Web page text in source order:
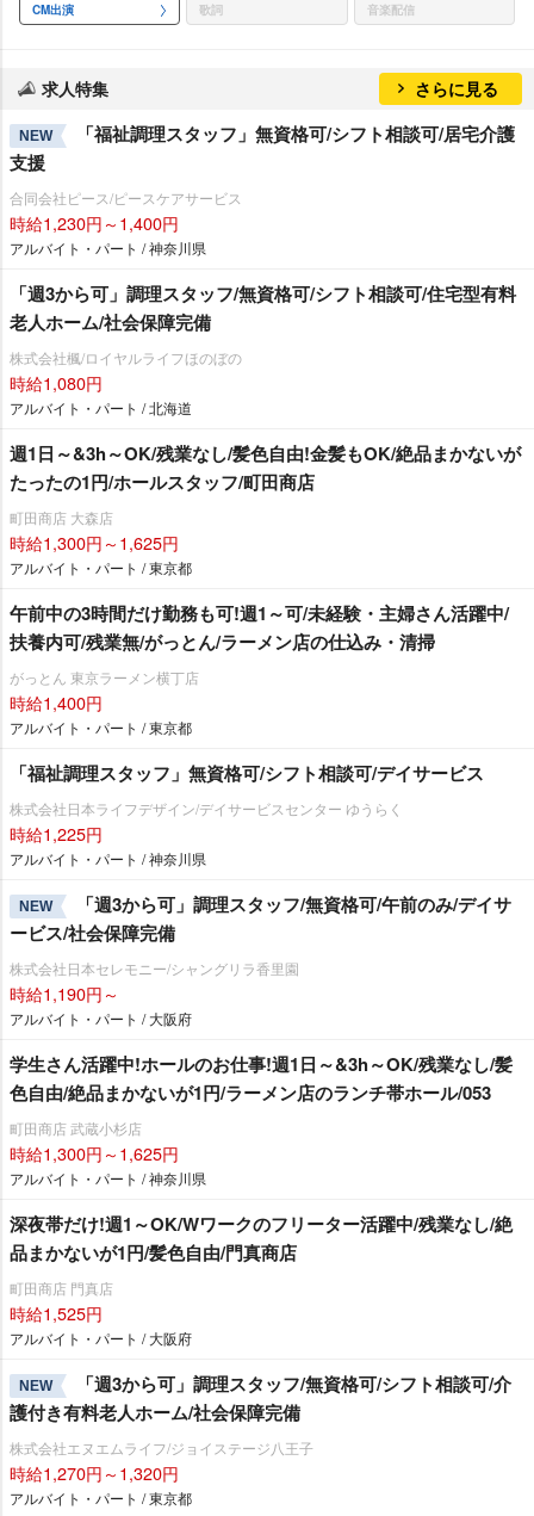
CM出演 歌詞 音楽配信
求人特集 さらに見る
NEW
「福祉調理スタッフ」無資格可/シフト相談可/居宅介護
支援
合同会社ピース/ピースケアサービス
時給1,230円～1,400円
アルバイト・パート / 神奈川県
「週3から可」調理スタッフ/無資格可/シフト相談可/住宅型有料
老人ホーム/社会保障完備
株式会社楓/ロイヤルライフほのぼの
時給1,080円
アルバイト・パート / 北海道
週1日～&3h～OK/残業なし/髪色自由!金髪もOK/絶品まかないが
たったの1円/ホールスタッフ/町田商店
町田商店 大森店
時給1,300円～1,625円
アルバイト・パート / 東京都
午前中の3時間だけ勤務も可!週1～可/未経験・主婦さん活躍中/
扶養内可/残業無/がっとん/ラーメン店の仕込み・清掃
がっとん 東京ラーメン横丁店
時給1,400円
アルバイト・パート / 東京都
「福祉調理スタッフ」無資格可/シフト相談可/デイサービス
株式会社日本ライフデザイン/デイサービスセンター ゆうらく
時給1,225円
アルバイト・パート / 神奈川県
NEW
「週3から可」調理スタッフ/無資格可/午前のみ/デイサ
ービス/社会保障完備
株式会社日本セレモニー/シャングリラ香里園
時給1,190円～
アルバイト・パート / 大阪府
学生さん活躍中!ホールのお仕事!週1日～&3h～OK/残業なし/髪
色自由/絶品まかないが1円/ラーメン店のランチ帯ホール/053
町田商店 武蔵小杉店
時給1,300円～1,625円
アルバイト・パート / 神奈川県
深夜帯だけ!週1～OK/Wワークのフリーター活躍中/残業なし/絶
品まかないが1円/髪色自由/門真商店
町田商店 門真店
時給1,525円
アルバイト・パート / 大阪府
NEW
「週3から可」調理スタッフ/無資格可/シフト相談可/介
護付き有料老人ホーム/社会保障完備
株式会社エヌエムライフ/ジョイステージ八王子
時給1,270円～1,320円
アルバイト・パート / 東京都